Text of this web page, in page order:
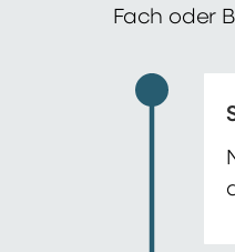
Fach oder